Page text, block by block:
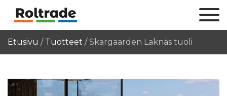
Etusivu / Tuotteet /Skargaarden Laknäs tuoli